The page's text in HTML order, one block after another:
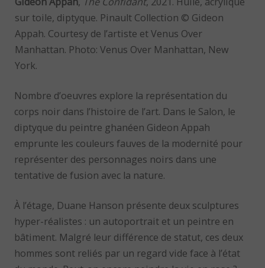
sur toile, diptyque. Pinault Collection © Gideon
Appah. Courtesy de l’artiste et Venus Over
Manhattan. Photo: Venus Over Manhattan, New
York.
Nombre d’oeuvres explore la représentation du
corps noir dans l’histoire de l’art. Dans le Salon, le
diptyque du peintre ghanéen Gideon Appah
emprunte les couleurs fauves de la modernité pour
représenter des personnages noirs dans une
tentative de fusion avec la nature.
À l’étage, Duane Hanson présente deux sculptures
hyper-réalistes : un autoportrait et un peintre en
bâtiment. Malgré leur différence de statut, ces deux
hommes sont reliés par un regard vide face à l’état